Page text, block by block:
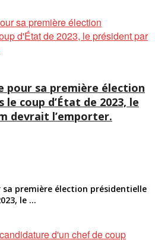
pour sa première élection
coup d’État de 2023, le
devrait l’emporter.
sa première élection présidentielle
le ...